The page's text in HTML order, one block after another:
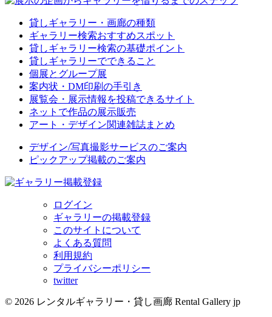
貸しギャラリー・画廊の種類
ギャラリー検索おすすめスポット
貸しギャラリー検索の基礎ポイント
貸しギャラリーでできること
個展とグループ展
案内状・DM印刷の手引き
展覧会・展示情報を投稿できるサイト
ネットで作品の展示販売
アート・デザイン関連雑誌まとめ
デザイン/写真撮影サービスのご案内
ピックアップ掲載のご案内
ログイン
ギャラリーの掲載登録
このサイトについて
よくある質問
利用規約
プライバシーポリシー
twitter
© 2026 レンタルギャラリー・貸し画廊 Rental Gallery jp